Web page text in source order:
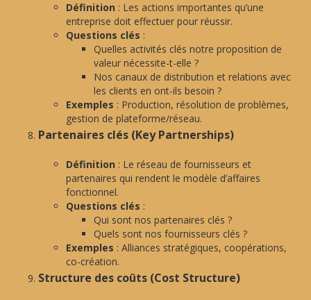
Définition : Les actions importantes qu’une
entreprise doit effectuer pour réussir.
Questions clés :
Quelles activités clés notre proposition de
valeur nécessite-t-elle ?
Nos canaux de distribution et relations avec
les clients en ont-ils besoin ?
Exemples : Production, résolution de problèmes,
gestion de plateforme/réseau.
Partenaires clés (Key Partnerships)
Définition : Le réseau de fournisseurs et
partenaires qui rendent le modèle d’affaires
fonctionnel.
Questions clés :
Qui sont nos partenaires clés ?
Quels sont nos fournisseurs clés ?
Exemples : Alliances stratégiques, coopérations,
co-création.
Structure des coûts (Cost Structure)